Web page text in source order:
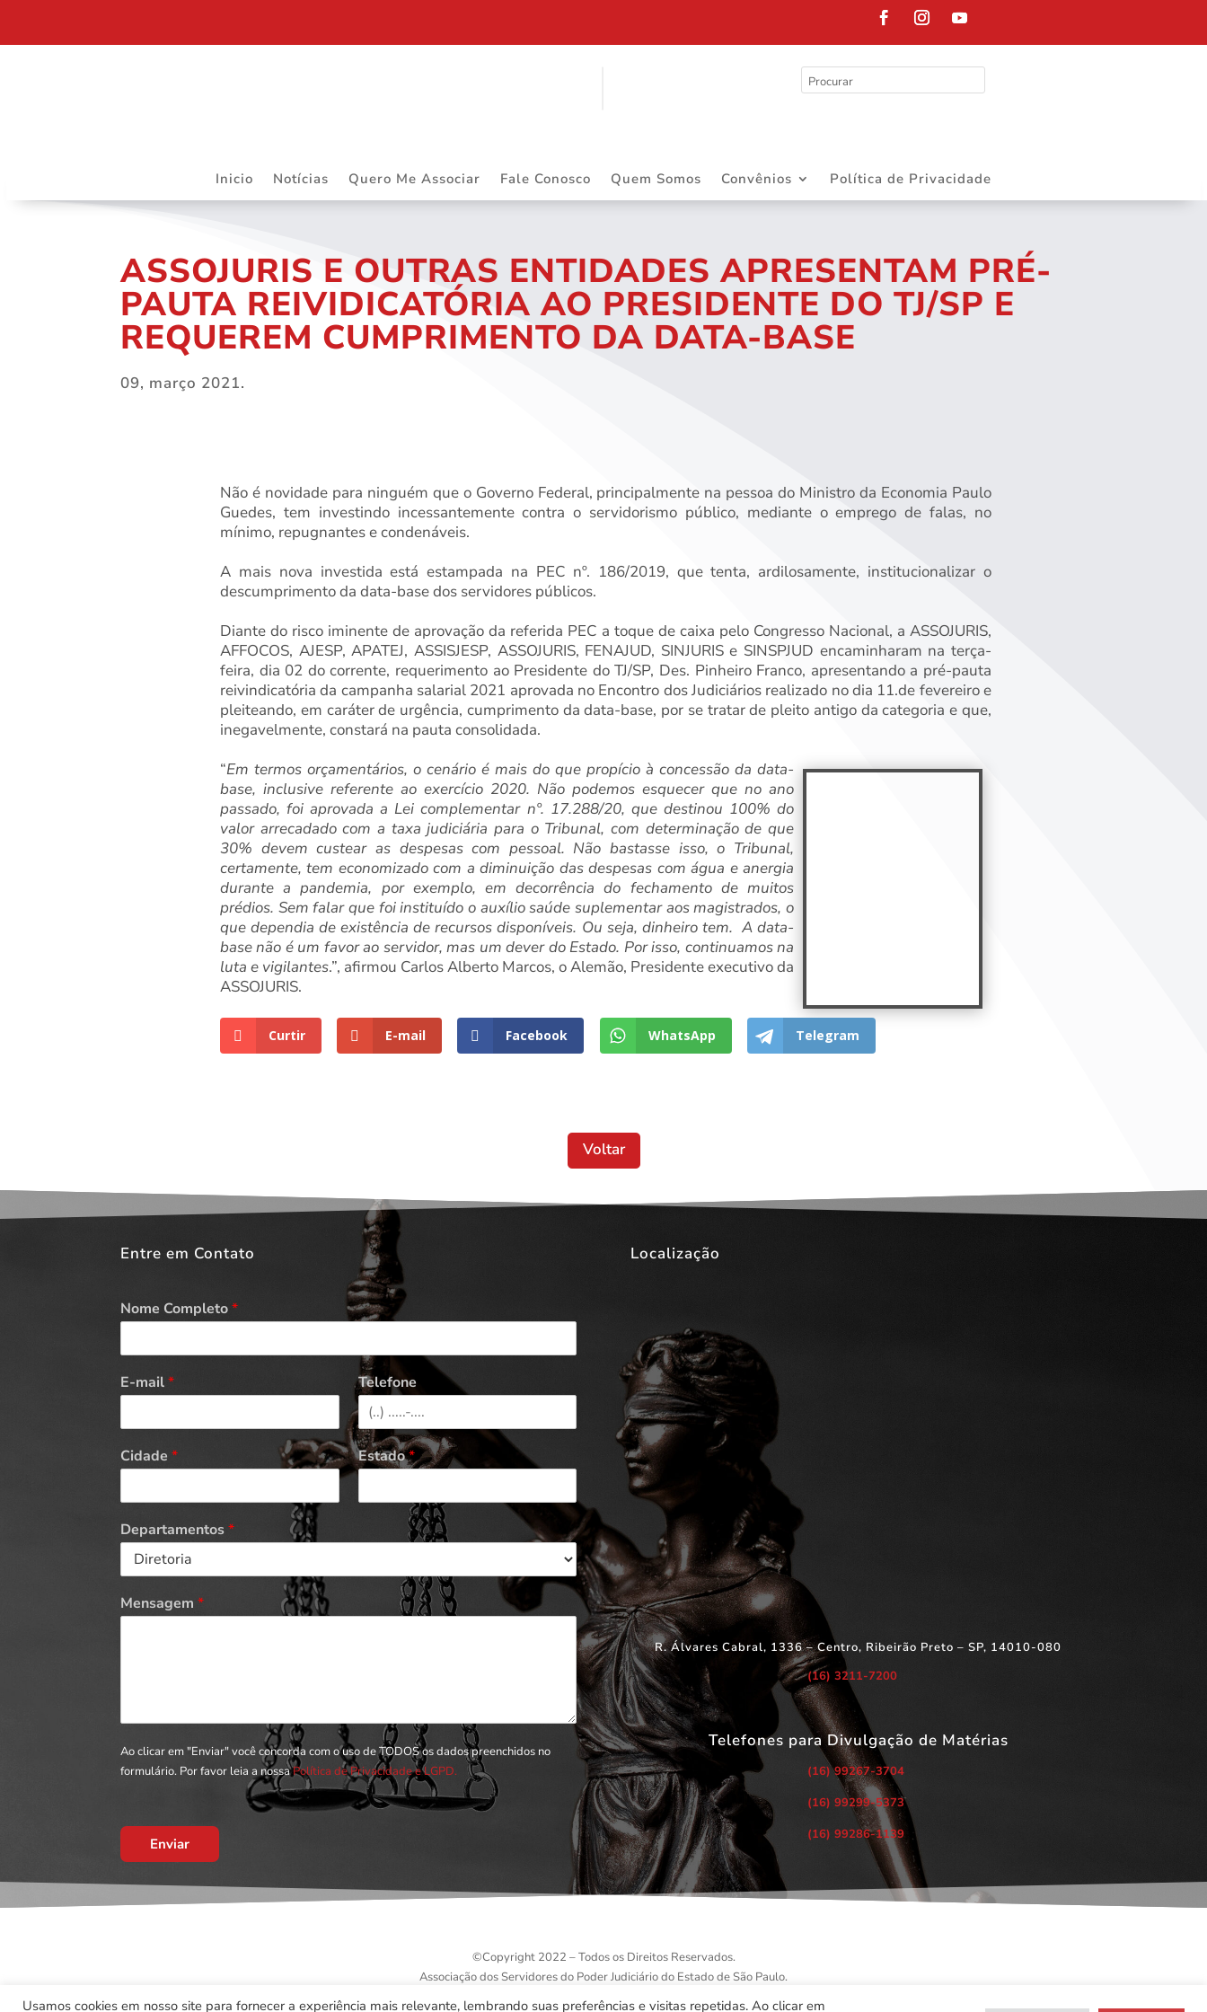
Inicio Notícias Quero Me Associar Fale Conosco Quem Somos Convênios Política de Privacidade
ASSOJURIS E OUTRAS ENTIDADES APRESENTAM PRÉ-
PAUTA REIVIDICATÓRIA AO PRESIDENTE DO TJ/SP E
REQUEREM CUMPRIMENTO DA DATA-BASE
09, março 2021.
Não é novidade para ninguém que o Governo Federal, principalmente na pessoa do Ministro da Economia Paulo
Guedes, tem investindo incessantemente contra o servidorismo público, mediante o emprego de falas, no
mínimo, repugnantes e condenáveis.
A mais nova investida está estampada na PEC nº. 186/2019, que tenta, ardilosamente, institucionalizar o
descumprimento da data-base dos servidores públicos.
Diante do risco iminente de aprovação da referida PEC a toque de caixa pelo Congresso Nacional, a ASSOJURIS,
AFFOCOS, AJESP, APATEJ, ASSISJESP, ASSOJURIS, FENAJUD, SINJURIS e SINSPJUD encaminharam na terça-
feira, dia 02 do corrente, requerimento ao Presidente do TJ/SP, Des. Pinheiro Franco, apresentando a pré-pauta
reivindicatória da campanha salarial 2021 aprovada no Encontro dos Judiciários realizado no dia 11.de fevereiro e
pleiteando, em caráter de urgência, cumprimento da data-base, por se tratar de pleito antigo da categoria e que,
inegavelmente, constará na pauta consolidada.
“Em termos orçamentários, o cenário é mais do que propício à concessão da data-
base, inclusive referente ao exercício 2020. Não podemos esquecer que no ano
passado, foi aprovada a Lei complementar nº. 17.288/20, que destinou 100% do
valor arrecadado com a taxa judiciária para o Tribunal, com determinação de que
30% devem custear as despesas com pessoal. Não bastasse isso, o Tribunal,
certamente, tem economizado com a diminuição das despesas com água e anergia
durante a pandemia, por exemplo, em decorrência do fechamento de muitos
prédios. Sem falar que foi instituído o auxílio saúde suplementar aos magistrados, o
que dependia de existência de recursos disponíveis. Ou seja, dinheiro tem. A data-
base não é um favor ao servidor, mas um dever do Estado. Por isso, continuamos na
luta e vigilantes.”, afirmou Carlos Alberto Marcos, o Alemão, Presidente executivo da
ASSOJURIS.
Curtir E-mail Facebook WhatsApp Telegram
Voltar
Entre em Contato
Nome Completo*
E-mail* Telefone
Cidade* Estado*
Departamentos*
Mensagem*
Ao clicar em "Enviar" você concorda com o uso de TODOS os dados preenchidos no
formulário. Por favor leia a nossaPolítica de Privacidade e LGPD.
Enviar
Localização
R. Álvares Cabral, 1336 – Centro, Ribeirão Preto – SP, 14010-080
(16) 3211-7200
Telefones para Divulgação de Matérias
(16) 99267-3704
(16) 99299-5373
(16) 99286-1139
©Copyright 2022 – Todos os Direitos Reservados.
Associação dos Servidores do Poder Judiciário do Estado de São Paulo.
Usamos cookies em nosso site para fornecer a experiência mais relevante, lembrando suas preferências e visitas repetidas. Ao clicar em